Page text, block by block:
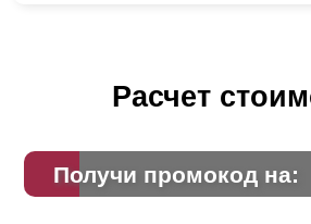
Расчет
Получи промокод на: